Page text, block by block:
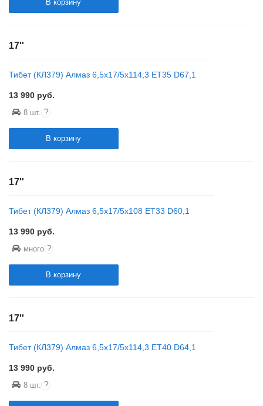
В корзину
17''
Тибет (КЛ379) Алмаз 6,5x17/5x114,3 ET35 D67,1
13 990 руб.
8 шт. ?
В корзину
17''
Тибет (КЛ379) Алмаз 6,5x17/5x108 ET33 D60,1
13 990 руб.
много ?
В корзину
17''
Тибет (КЛ379) Алмаз 6,5x17/5x114,3 ET40 D64,1
13 990 руб.
8 шт. ?